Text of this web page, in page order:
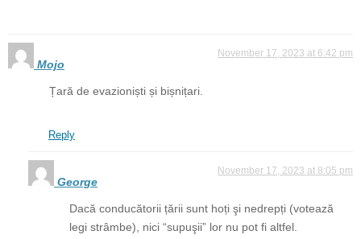
Mojo
November 17, 2023 at 6:42 pm
Țară de evazioniști și bișnițari.
Reply
George
November 17, 2023 at 8:05 pm
Dacă conducătorii țării sunt hoți şi nedrepți (votează
legi strâmbe), nici “supuşii” lor nu pot fi altfel.